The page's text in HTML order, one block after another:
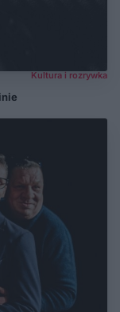
Kultura i rozrywka